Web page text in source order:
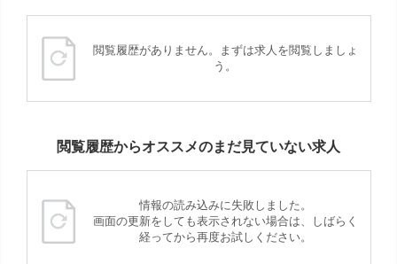
閲覧履歴がありません。まずは求人を閲覧しましょ
う。
閲覧履歴からオススメのまだ見ていない求人
情報の読み込みに失敗しました。
画面の更新をしても表示されない場合は、しばらく
経ってから再度お試しください。